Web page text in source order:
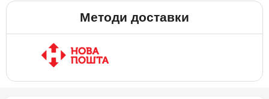
Методи доставки